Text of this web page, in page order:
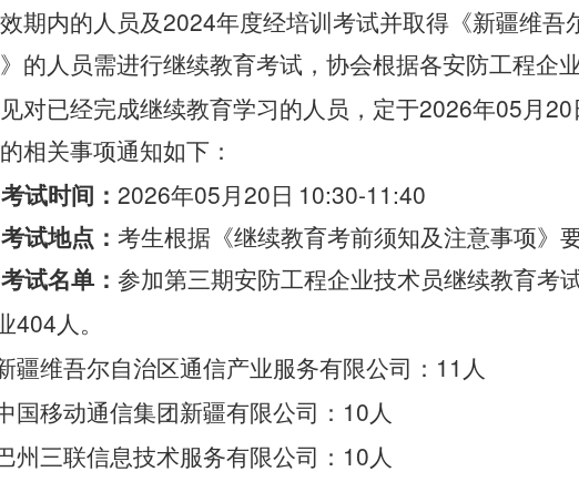
期内的人员及2024年度经培训考试并取得《新疆维吾
的人员需进行继续教育考试，协会根据各安防工程企
对已经完成继续教育学习的人员，定于2026年05月 20
相关事项通知如下：
考试时间： 2026年05月 20 日 10:30-11:40
试地点： 考生根据《继续教育考前须知及注意事项》
试名单： 参加第三期安防工程企业技术员继续教育考
404人。
疆维吾尔自治区通信产业服务有限公司： 11 人
国移动通信集团新疆有限公司： 10人
州三联信息技术服务有限公司： 10人